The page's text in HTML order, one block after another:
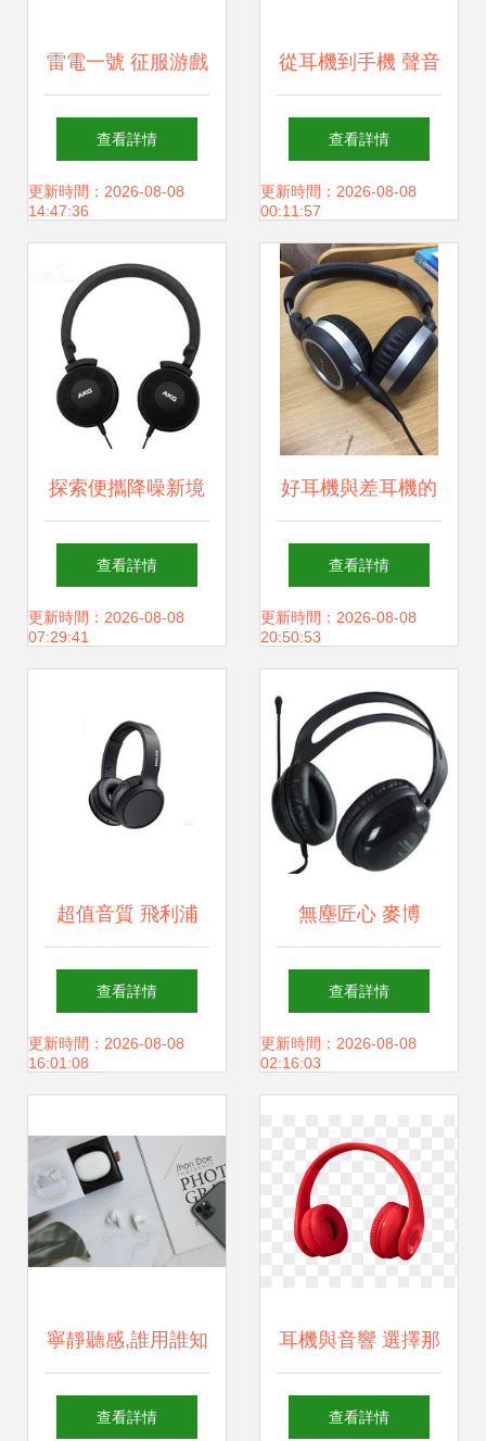
雷電一號 征服游戲
世界的專屬利劍
查看詳情
更新時間：2026-08-08
14:47:36
從耳機到手機 聲音
革命的無界之旅
查看詳情
更新時間：2026-08-08
00:11:57
探索便攜降噪新境
界 愛科技AKG Y30
頭戴耳機深度測評
查看詳情
更新時間：2026-08-08
07:29:41
好耳機與差耳機的
本質差別 從聲音到
體驗的全方位解析
查看詳情
更新時間：2026-08-08
20:50:53
超值音質 飛利浦
TAH5205耳機限時
優惠，此刻下手正
查看詳情
更新時間：2026-08-08
16:01:08
無塵匠心 麥博
K280超值耳機的精
密制造之旅
查看詳情
更新時間：2026-08-08
02:16:03
寧靜聽感,誰用誰知
道—漫步者FitPods
查看詳情
耳機與音響 選擇那
對耳朵的親密伙伴
查看詳情